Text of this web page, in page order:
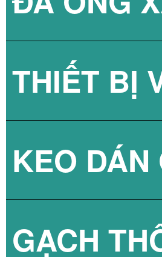
GẠCH
GẠCH
THIẾT BỊ
SEN TẮM
VÒI
KEO DÁN
KEO
GẠCH